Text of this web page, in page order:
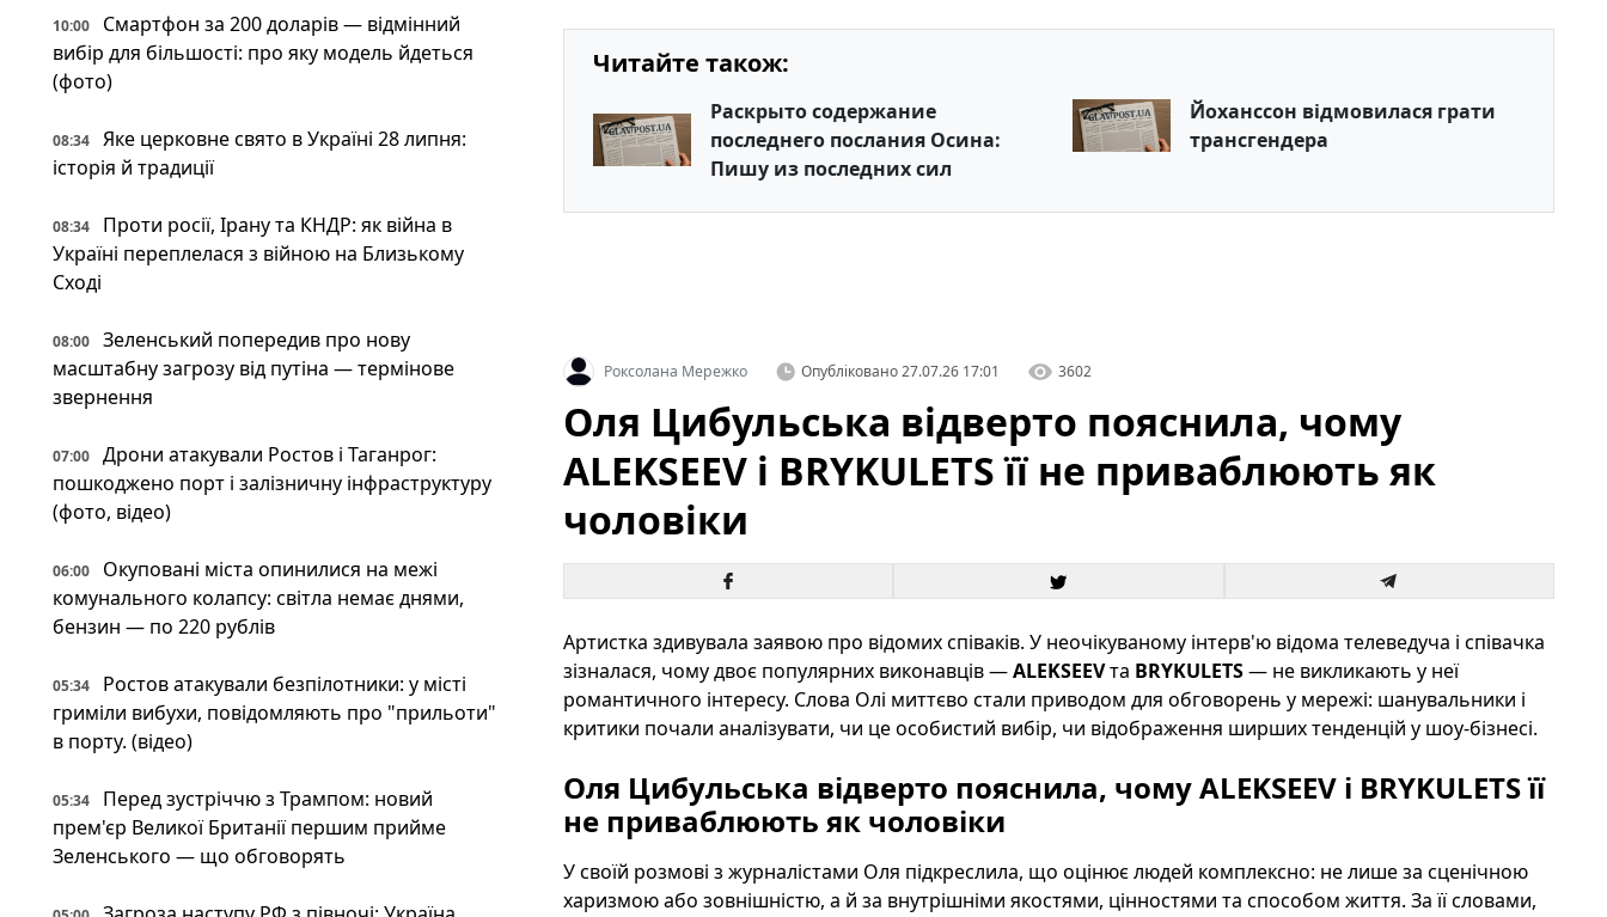
10:00
Смартфон за 200 доларів — відмінний
вибір для більшості: про яку модель йдеться
(фото)
08:34
Яке церковне свято в Україні 28 липня:
історія й традиції
08:34
Проти росії, Ірану та КНДР: як війна в
Україні переплелася з війною на Близькому
Сході
08:00
Зеленський попередив про нову
масштабну загрозу від путіна — термінове
звернення
07:00
Дрони атакували Ростов і Таганрог:
пошкоджено порт і залізничну інфраструктуру
(фото, відео)
06:00
Окуповані міста опинилися на межі
комунального колапсу: світла немає днями,
бензин — по 220 рублів
05:34
Ростов атакували безпілотники: у місті
гриміли вибухи, повідомляють про "прильоти"
в порту. (відео)
05:34
Перед зустріччю з Трампом: новий
прем'єр Великої Британії першим прийме
Зеленського — що обговорять
Читайте також:
Раскрыто содержание
последнего послания Осина:
Пишу из последних сил
Йоханссон відмовилася грати
трансгендера
Роксолана Мережко Опубліковано27.07.26 17:01 3602
Оля Цибульська відверто пояснила, чому
ALEKSEEV і BRYKULETS її не приваблюють як
чоловіки
Артистка здивувала заявою про відомих співаків. У неочікуваному інтерв'ю відома телеведуча і співачка
зізналася, чому двоє популярних виконавців —ALEKSEEVта BRYKULETS— не викликають у неї
романтичного інтересу. Слова Олі миттєво стали приводом для обговорень у мережі: шанувальники і
критики почали аналізувати, чи це особистий вибір, чи відображення ширших тенденцій у шоу-бізнесі.
Оля Цибульська відверто пояснила, чому ALEKSEEV і BRYKULETS її
не приваблюють як чоловіки
У своїй розмові з журналістами Оля підкреслила, що оцінює людей комплексно: не лише за сценічною
харизмою або зовнішністю, а й за внутрішніми якостями, цінностями та способом життя. За її словами,